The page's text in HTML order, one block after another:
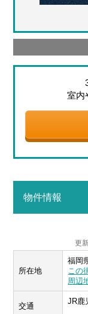
室内
物件情報
更
所在地
福岡
この
周辺
交通
JR